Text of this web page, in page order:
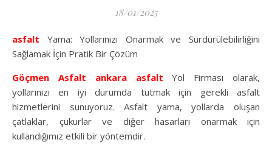
18/01/2025
asfalt Yama: Yollarınızı Onarmak ve Sürdürülebilirliğini
Sağlamak İçin Pratik Bir Çözüm
Göçmen Asfalt
ankara asfalt Yol Firması olarak,
yollarınızı en iyi durumda tutmak için gerekli asfalt
hizmetlerini sunuyoruz. Asfalt yama, yollarda oluşan
çatlaklar, çukurlar ve diğer hasarları onarmak için
kullandığımız etkili bir yöntemdir.